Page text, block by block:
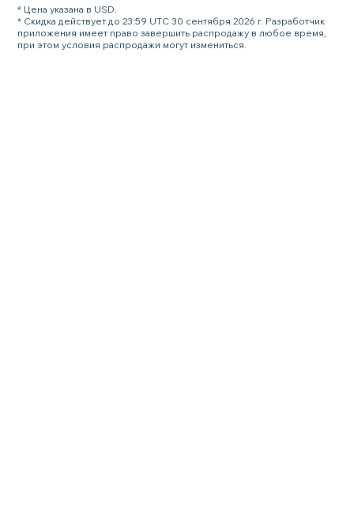
* Цена указана в USD.
* Скидка действует до 23:59 UTC 30 сентября 2026 г. Разработчик
приложения имеет право завершить распродажу в любое время,
при этом условия распродажи могут измениться.